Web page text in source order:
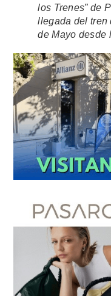
los Trenes” de
llegada del tren
de Mayo desde